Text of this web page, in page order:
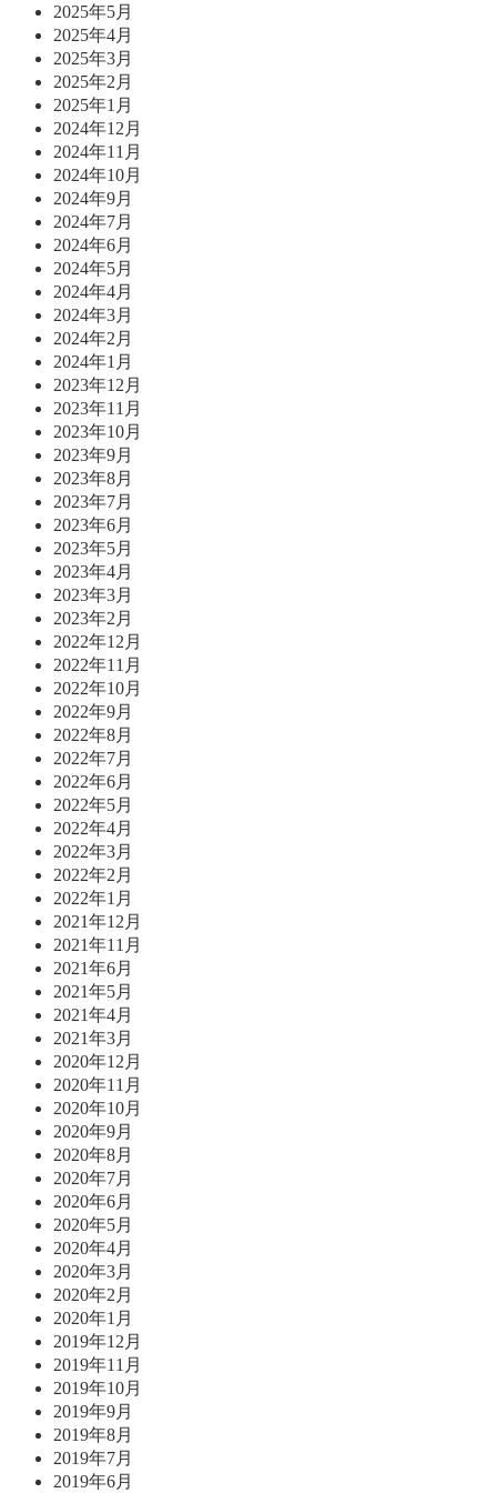
2025年5月
2025年4月
2025年3月
2025年2月
2025年1月
2024年12月
2024年11月
2024年10月
2024年9月
2024年7月
2024年6月
2024年5月
2024年4月
2024年3月
2024年2月
2024年1月
2023年12月
2023年11月
2023年10月
2023年9月
2023年8月
2023年7月
2023年6月
2023年5月
2023年4月
2023年3月
2023年2月
2022年12月
2022年11月
2022年10月
2022年9月
2022年8月
2022年7月
2022年6月
2022年5月
2022年4月
2022年3月
2022年2月
2022年1月
2021年12月
2021年11月
2021年6月
2021年5月
2021年4月
2021年3月
2020年12月
2020年11月
2020年10月
2020年9月
2020年8月
2020年7月
2020年6月
2020年5月
2020年4月
2020年3月
2020年2月
2020年1月
2019年12月
2019年11月
2019年10月
2019年9月
2019年8月
2019年7月
2019年6月